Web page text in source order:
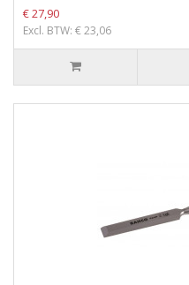
€ 27,90
Excl. BTW: € 23,06